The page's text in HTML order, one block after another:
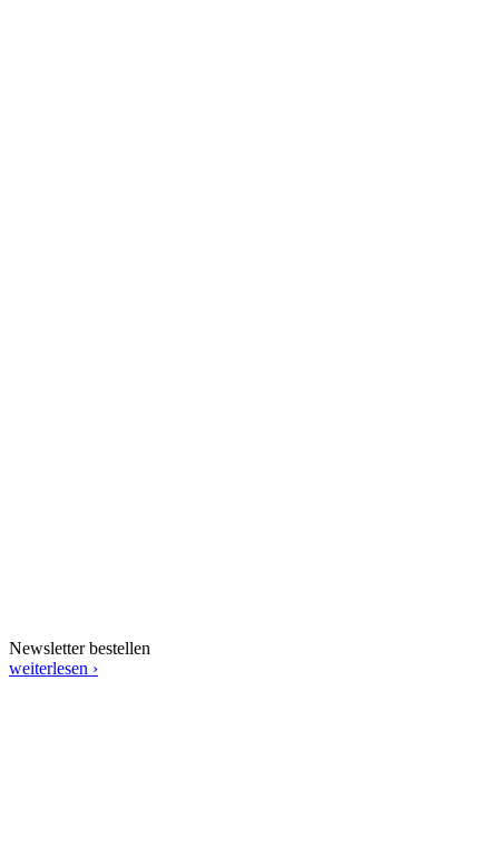
Newsletter bestellen
weiterlesen ›